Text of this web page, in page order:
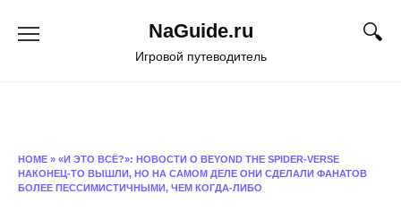
NaGuide.ru
Игровой путеводитель
HOME » «И ЭТО ВСЁ?»: НОВОСТИ О BEYOND THE SPIDER-VERSE
НАКОНЕЦ-ТО ВЫШЛИ, НО НА САМОМ ДЕЛЕ ОНИ СДЕЛАЛИ ФАНАТОВ
БОЛЕЕ ПЕССИМИСТИЧНЫМИ, ЧЕМ КОГДА-ЛИБО